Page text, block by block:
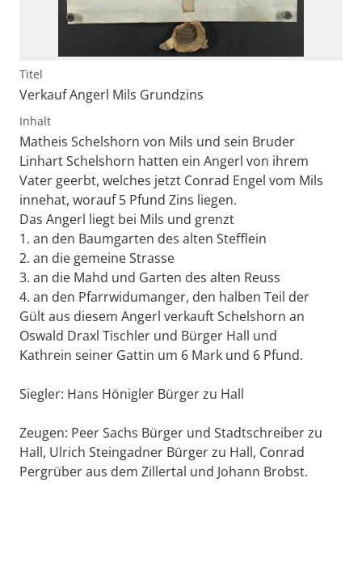
Titel
Verkauf Angerl Mils Grundzins
Inhalt
Matheis Schelshorn von Mils und sein Bruder
Linhart Schelshorn hatten ein Angerl von ihrem
Vater geerbt, welches jetzt Conrad Engel vom Mils
innehat, worauf 5 Pfund Zins liegen.
Das Angerl liegt bei Mils und grenzt
1. an den Baumgarten des alten Stefflein
2. an die gemeine Strasse
3. an die Mahd und Garten des alten Reuss
4. an den Pfarrwidumanger, den halben Teil der
Gült aus diesem Angerl verkauft Schelshorn an
Oswald Draxl Tischler und Bürger Hall und
Kathrein seiner Gattin um 6 Mark und 6 Pfund.
Siegler: Hans Hönigler Bürger zu Hall
Zeugen: Peer Sachs Bürger und Stadtschreiber zu
Hall, Ulrich Steingadner Bürger zu Hall, Conrad
Pergrüber aus dem Zillertal und Johann Brobst.